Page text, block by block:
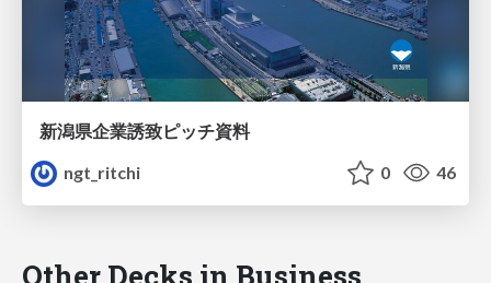
新潟県企業誘致ピッチ資料
ngt_ritchi
0 46
Other Decks in Business